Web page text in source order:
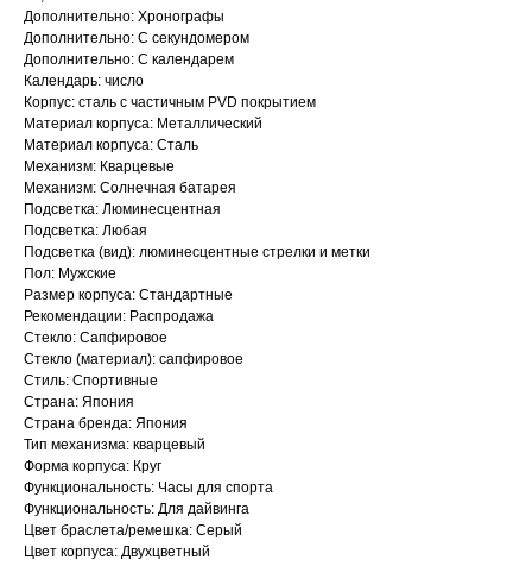
Дополнительно: Хронографы
Дополнительно: С секундомером
Дополнительно: С календарем
Календарь: число
Корпус: сталь с частичным PVD покрытием
Материал корпуса: Металлический
Материал корпуса: Сталь
Механизм: Кварцевые
Механизм: Солнечная батарея
Подсветка: Люминесцентная
Подсветка: Любая
Подсветка (вид): люминесцентные стрелки и метки
Пол: Мужские
Размер корпуса: Стандартные
Рекомендации: Распродажа
Стекло: Сапфировое
Стекло (материал): сапфировое
Стиль: Спортивные
Страна: Япония
Страна бренда: Япония
Тип механизма: кварцевый
Форма корпуса: Круг
Функциональность: Часы для спорта
Функциональность: Для дайвинга
Цвет браслета/ремешка: Серый
Цвет корпуса: Двухцветный